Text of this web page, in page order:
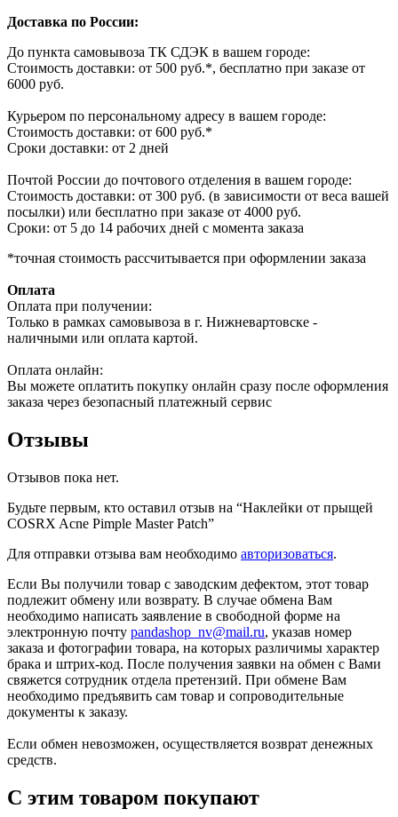
Доставка по России:
До пункта самовывоза ТК СДЭК в вашем городе:
Стоимость доставки: от 500 руб.*, бесплатно при заказе от
6000 руб.
Курьером по персональному адресу в вашем городе:
Стоимость доставки: от 600 руб.*
Сроки доставки: от 2 дней
Почтой России до почтового отделения в вашем городе:
Стоимость доставки: от 300 руб. (в зависимости от веса вашей
посылки) или бесплатно при заказе от 4000 руб.
Сроки: от 5 до 14 рабочих дней с момента заказа
*точная стоимость рассчитывается при оформлении заказа
Оплата
Оплата при получении:
Только в рамках самовывоза в г. Нижневартовске -
наличными или оплата картой.
Оплата онлайн:
Вы можете оплатить покупку онлайн сразу после оформления
заказа через безопасный платежный сервис
Отзывы
Отзывов пока нет.
Будьте первым, кто оставил отзыв на “Наклейки от прыщей
COSRX Acne Pimple Master Patch”
Для отправки отзыва вам необходимо авторизоваться.
Если Вы получили товар с заводским дефектом, этот товар
подлежит обмену или возврату. В случае обмена Вам
необходимо написать заявление в свободной форме на
электронную почту pandashop_nv@mail.ru, указав номер
заказа и фотографии товара, на которых различимы характер
брака и штрих-код. После получения заявки на обмен с Вами
свяжется сотрудник отдела претензий. При обмене Вам
необходимо предъявить сам товар и сопроводительные
документы к заказу.
Если обмен невозможен, осуществляется возврат денежных
средств.
С этим товаром покупают